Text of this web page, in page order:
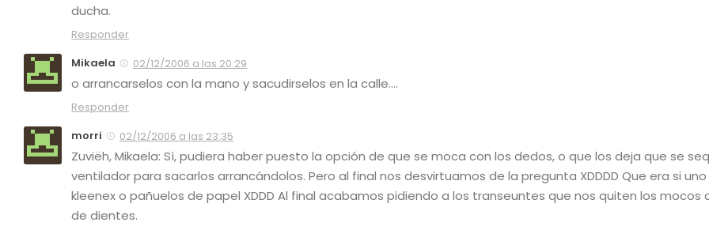
ducha.
Responder
Mikaela
02/12/2006 a las 20:29
o arrancarselos con la mano y sacudirselos en la calle….
Responder
morri
02/12/2006 a las 23:35
Zuviëh, Mikaela: Sí, pudiera haber puesto la opción de que se moca con los dedos, o que los deja que se
ventilador para sacarlos arrancándolos. Pero al final nos desvirtuamos de la pregunta XDDDD Que era si
kleenex o pañuelos de papel XDDD Al final acabamos pidiendo a los transeuntes que nos quiten los mocos
de dientes.